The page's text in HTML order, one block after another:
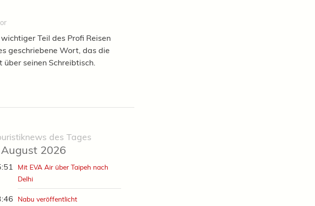
Teil des Profi Reisen
geschriebene Wort, das die
seinen Schreibtisch.
des Tages
2026
Mit EVA Air über Taipeh nach
Delhi
Nabu veröffentlicht